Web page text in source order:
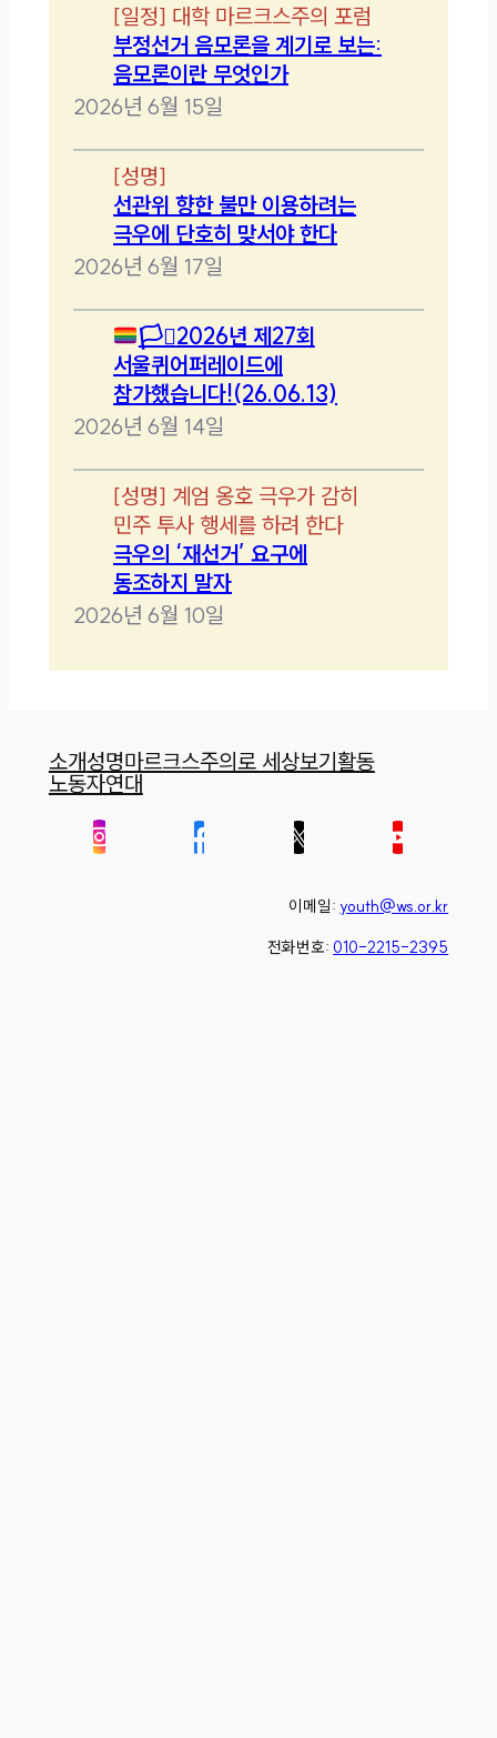
[일정] 대학 마르크스주의 포럼
부정선거 음모론을 계기로 보는:
음모론이란 무엇인가
2026년 6월 15일
[성명]
선관위 향한 불만 이용하려는
극우에 단호히 맞서야 한다
2026년 6월 17일
🏳️‍⚧️2026년 제27회
서울퀴어퍼레이드에
참가했습니다!(26.06.13)
2026년 6월 14일
[성명] 계엄 옹호 극우가 감히
민주 투사 행세를 하려 한다
극우의 ‘재선거’ 요구에
동조하지 말자
2026년 6월 10일
소개성명마르크스주의로 세상보기활동
노동자연대
이메일: youth@ws.or.kr
전화번호: 010-2215-2395